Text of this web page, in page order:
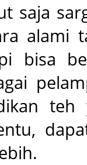
saja
alami
bisa
teh